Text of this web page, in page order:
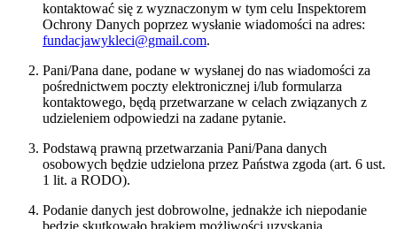
kontaktować się z wyznaczonym w tym celu Inspektorem
Ochrony Danych poprzez wysłanie wiadomości na adres:
fundacjawykleci@gmail.com.
Pani/Pana dane, podane w wysłanej do nas wiadomości za
pośrednictwem poczty elektronicznej i/lub formularza
kontaktowego, będą przetwarzane w celach związanych z
udzieleniem odpowiedzi na zadane pytanie.
Podstawą prawną przetwarzania Pani/Pana danych
osobowych będzie udzielona przez Państwa zgoda (art. 6 ust.
1 lit. a RODO).
Podanie danych jest dobrowolne, jednakże ich niepodanie